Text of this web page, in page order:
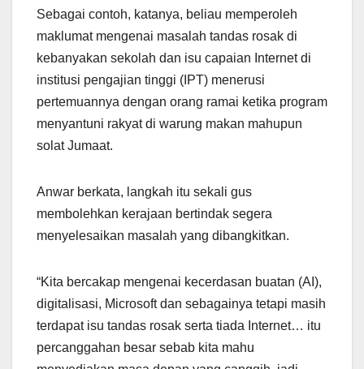
Sebagai contoh, katanya, beliau memperoleh
maklumat mengenai masalah tandas rosak di
kebanyakan sekolah dan isu capaian Internet di
institusi pengajian tinggi (IPT) menerusi
pertemuannya dengan orang ramai ketika program
menyantuni rakyat di warung makan mahupun
solat Jumaat.
Anwar berkata, langkah itu sekali gus
membolehkan kerajaan bertindak segera
menyelesaikan masalah yang dibangkitkan.
“Kita bercakap mengenai kecerdasan buatan (AI),
digitalisasi, Microsoft dan sebagainya tetapi masih
terdapat isu tandas rosak serta tiada Internet… itu
percanggahan besar sebab kita mahu